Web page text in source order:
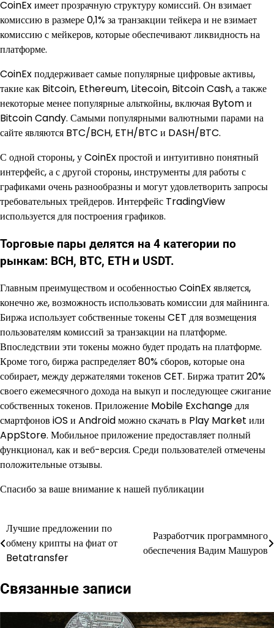
CoinEx имеет прозрачную структуру комиссий. Он взимает
комиссию в размере 0,1% за транзакции тейкера и не взимает
комиссию с мейкеров, которые обеспечивают ликвидность на
платформе.
CoinEx поддерживает самые популярные цифровые активы,
такие как Bitcoin, Ethereum, Litecoin, Bitcoin Cash, а также
некоторые менее популярные альткойны, включая Bytom и
Bitcoin Candy. Самыми популярными валютными парами на
сайте являются BTC/BCH, ETH/BTC и DASH/BTC.
С одной стороны, у CoinEx простой и интуитивно понятный
интерфейс, а с другой стороны, инструменты для работы с
графиками очень разнообразны и могут удовлетворить запросы
требовательных трейдеров. Интерфейс TradingView
используется для построения графиков.
Торговые пары делятся на 4 категории по
рынкам: BCH, BTC, ETH и USDT.
Главным преимуществом и особенностью CoinEx является,
конечно же, возможность использовать комиссии для майнинга.
Биржа использует собственные токены CET для возмещения
пользователям комиссий за транзакции на платформе.
Впоследствии эти токены можно будет продать на платформе.
Кроме того, биржа распределяет 80% сборов, которые она
собирает, между держателями токенов CET. Биржа тратит 20%
своего ежемесячного дохода на выкуп и последующее сжигание
собственных токенов. Приложение Mobile Exchange для
смартфонов iOS и Android можно скачать в Play Market или
AppStore. Мобильное приложение предоставляет полный
функционал, как и веб-версия. Среди пользователей отмечены
положительные отзывы.
Спасибо за ваше внимание к нашей публикации
Навигация
по
Лучшие предложении по
обмену крипты на фиат от
Betatransfer
Разработчик программного
обеспечения Вадим Машуров
Связанные записи